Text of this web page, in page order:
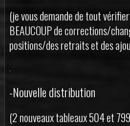
(je vous demande de tout
BEAUCOUP de corrections/
positions/des retraits et des
.
-Nouvelle distribution
(2 nouveaux tableaux 504 et